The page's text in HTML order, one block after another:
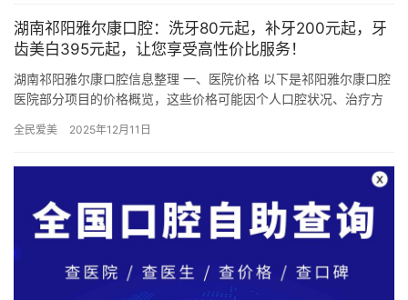
湖南祁阳雅尔康口腔：洗牙80元起，补牙200元起，牙
齿美白395元起，让您享受高性价比服务！
湖南祁阳雅尔康口腔信息整理 一、医院价格 以下是祁阳雅尔康口腔
医院部分项目的价格概览，这些价格可能因个人口腔状况、治疗方
全民爱美 2025年12月11日